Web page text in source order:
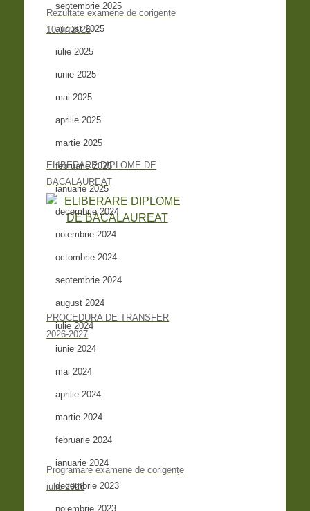
Rezultate examene de corigențe
10.07.2026
ELIBERARE DIPLOME DE
BACALAUREAT
PROCEDURA DE TRANSFER
2026-2027
Programare examene de corigențe
iulie 2026
septembrie 2025
august 2025
iulie 2025
iunie 2025
mai 2025
aprilie 2025
martie 2025
februarie 2025
ianuarie 2025
decembrie 2024
noiembrie 2024
octombrie 2024
septembrie 2024
august 2024
iulie 2024
iunie 2024
mai 2024
aprilie 2024
martie 2024
februarie 2024
ianuarie 2024
decembrie 2023
noiembrie 2023